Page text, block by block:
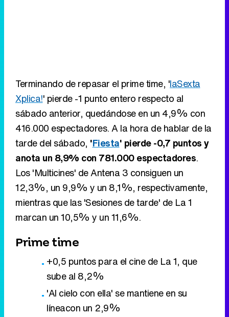
Terminando de repasar el prime time, 'laSexta
Xplica!' pierde -1 punto entero respecto al
sábado anterior, quedándose en un 4,9% con
416.000 espectadores. A la hora de hablar de la
tarde del sábado, 'Fiesta' pierde -0,7 puntos y
anota un 8,9% con 781.000 espectadores.
Los 'Multicines' de Antena 3 consiguen un
12,3%, un 9,9% y un 8,1%, respectivamente,
mientras que las 'Sesiones de tarde' de La 1
marcan un 10,5% y un 11,6%.
Prime time
+0,5 puntos para el cine de La 1, que
sube al 8,2%
'Al cielo con ella' se mantiene en su
líneacon un 2,9%